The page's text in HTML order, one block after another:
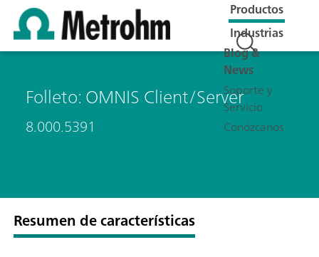
Productos
Industrias
Blog &
News
Soporte y
Servicio
Conózcanos
Folleto: OMNIS Client/Server
8.000.5391
Resumen de características